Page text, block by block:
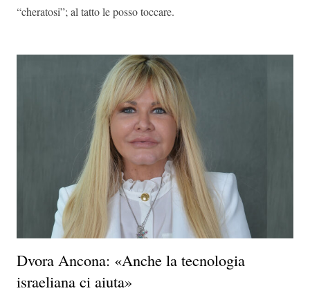
“cheratosi”; al tatto le posso toccare.
Dvora Ancona: «Anche la tecnologia
israeliana ci aiuta»